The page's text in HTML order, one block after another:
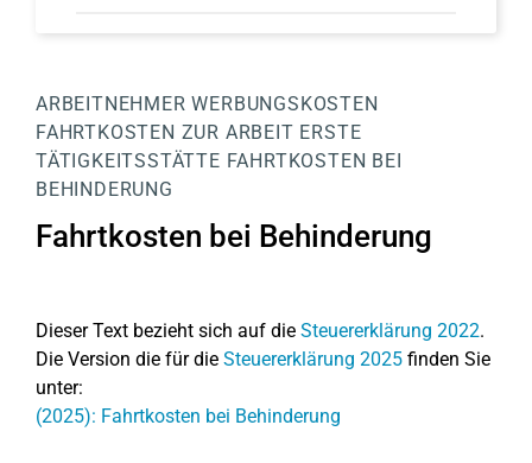
ARBEITNEHMER WERBUNGSKOSTEN
FAHRTKOSTEN ZUR ARBEIT ERSTE
TÄTIGKEITSSTÄTTE FAHRTKOSTEN BEI
BEHINDERUNG
Fahrtkosten bei Behinderung
Dieser Text bezieht sich auf die Steuererklärung 2022.
Die Version die für die Steuererklärung 2025 finden Sie
unter:
(2025): Fahrtkosten bei Behinderung